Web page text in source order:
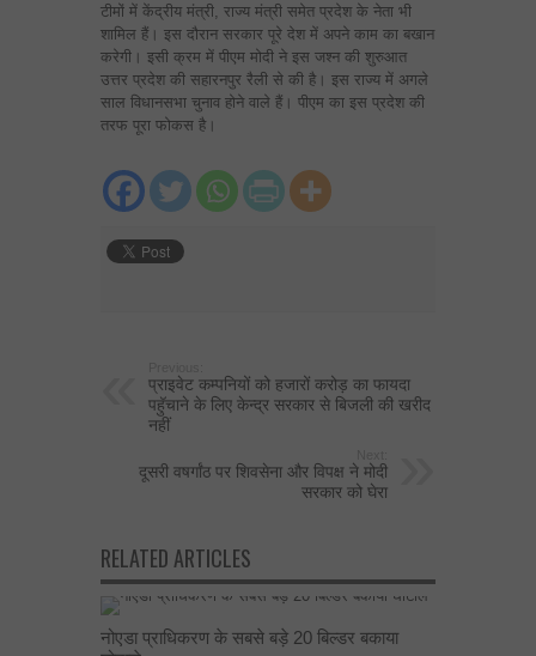
टीमों में केंद्रीय मंत्री, राज्य मंत्री समेत प्रदेश के नेता भी
शामिल हैं। इस दौरान सरकार पूरे देश में अपने काम का बखान
करेगी। इसी क्रम में पीएम मोदी ने इस जश्न की शुरुआत
उत्तर प्रदेश की सहारनपुर रैली से की है। इस राज्य में अगले
साल विधानसभा चुनाव होने वाले हैं। पीएम का इस प्रदेश की
तरफ पूरा फोकस है।
प्राइवेट कम्पनियों को हजारों करोड़ का फायदा
पहुॅचाने के लिए केन्द्र सरकार से बिजली की खरीद
नहीं
दूसरी वषर्गांठ पर शिवसेना और विपक्ष ने मोदी
सरकार को घेरा
RELATED ARTICLES
नोएडा प्राधिकरण के सबसे बड़े 20 बिल्डर बकाया